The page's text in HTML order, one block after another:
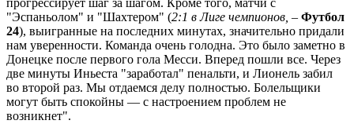
прогрессирует шаг за шагом. Кроме того, матчи с
"Эспаньолом" и "Шахтером" (2:1 в Лиге чемпионов, – Футбол
24), выигранные на последних минутах, значительно придали
нам уверенности. Команда очень голодна. Это было заметно в
Донецке после первого гола Месси. Вперед пошли все. Через
две минуты Иньеста "заработал" пенальти, и Лионель забил
во второй раз. Мы отдаемся делу полностью. Болельщики
могут быть спокойны — с настроением проблем не
возникнет".